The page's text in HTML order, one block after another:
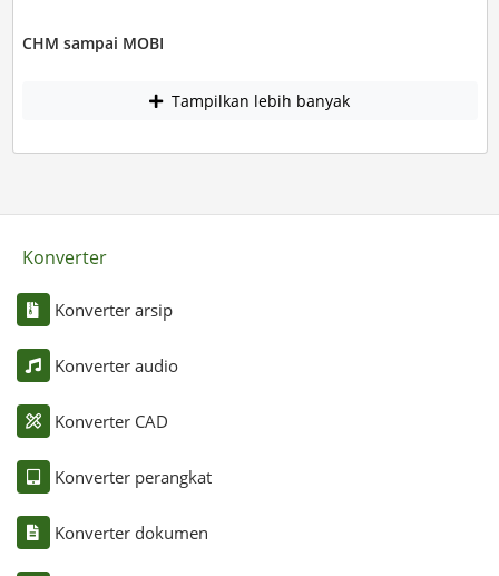
CHM sampai MOBI
Tampilkan lebih banyak
Konverter
Konverter arsip
Konverter audio
Konverter CAD
Konverter perangkat
Konverter dokumen